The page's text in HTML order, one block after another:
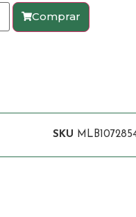
Comprar
SKU